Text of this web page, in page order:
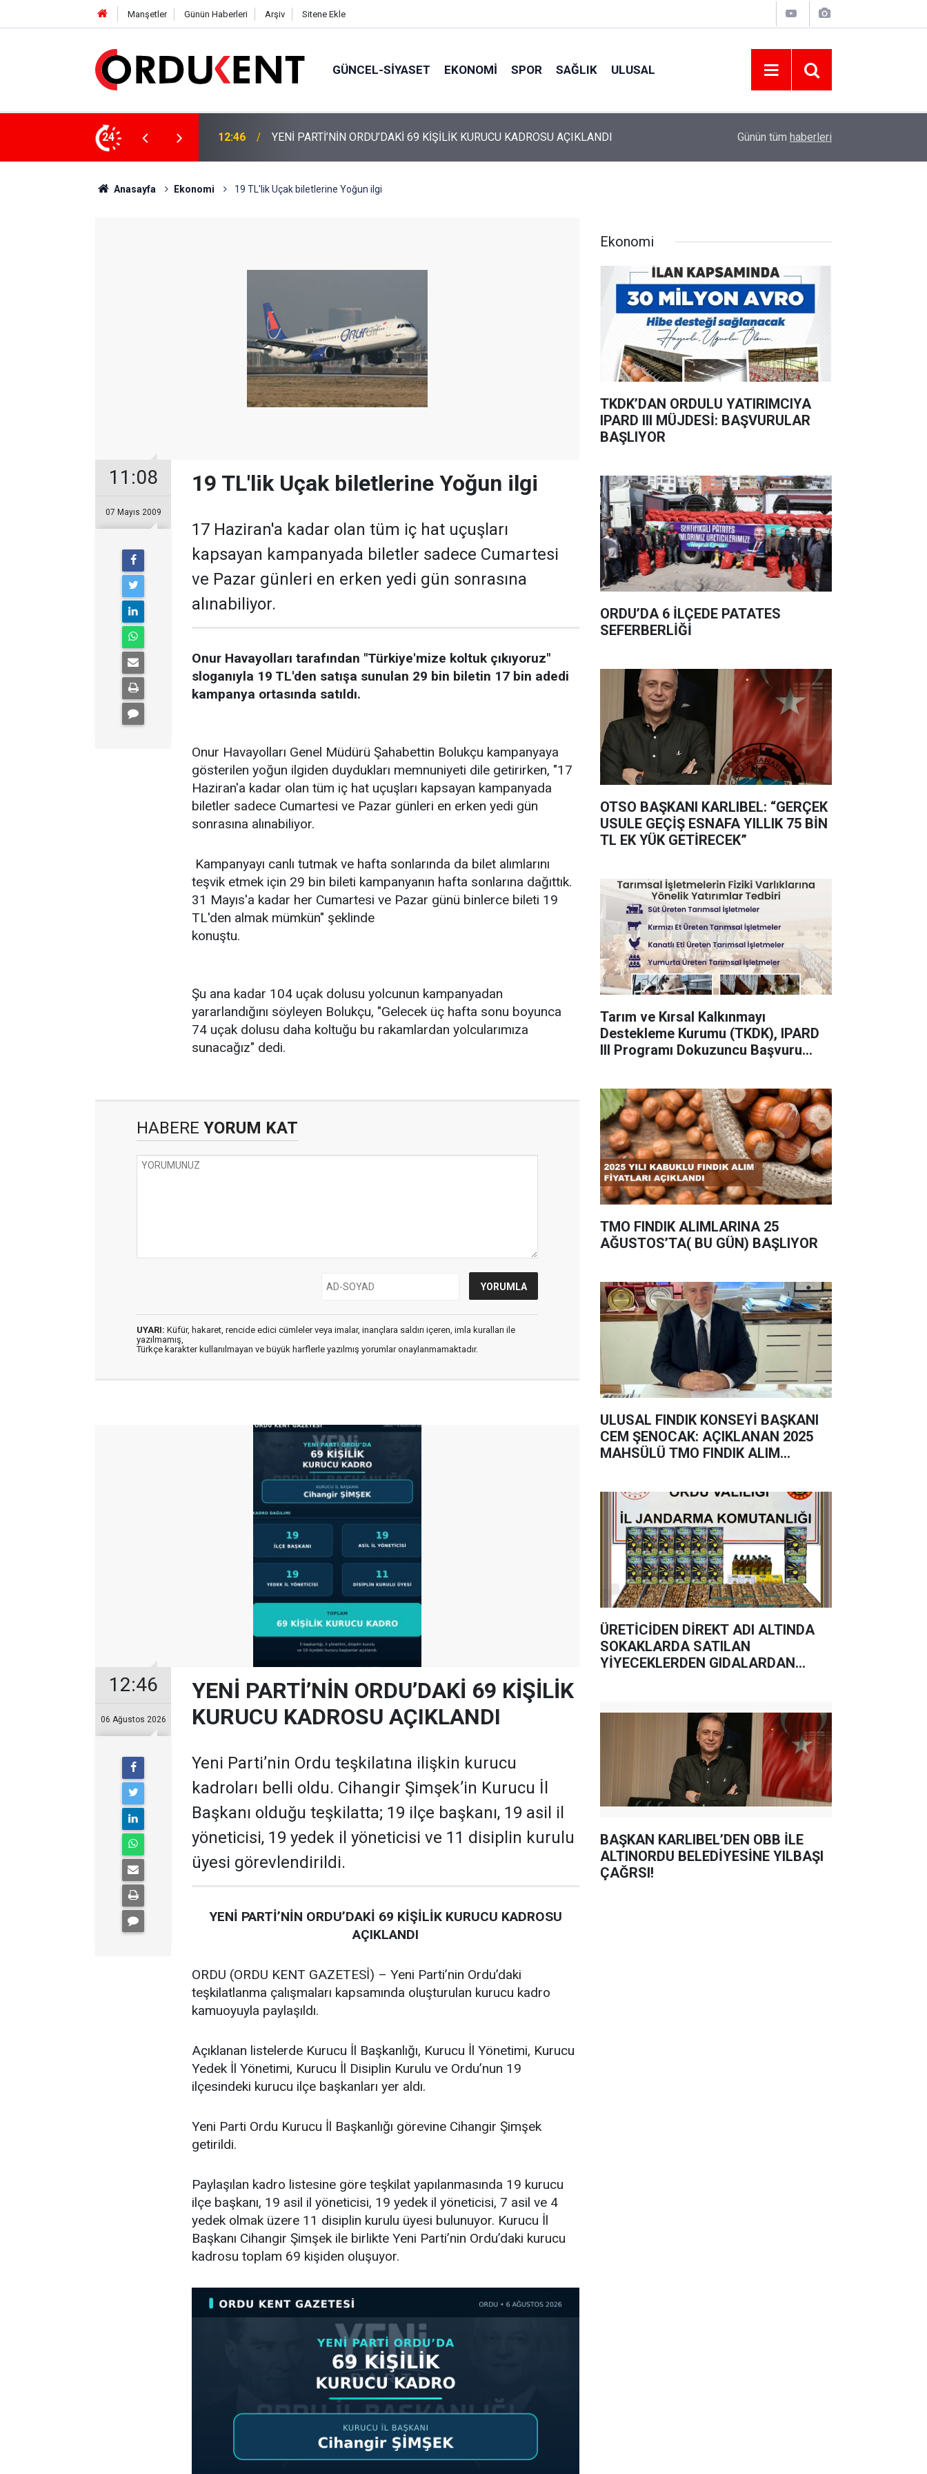
Manşetler Günün Haberleri Arşiv Sitene Ekle
GÜNCEL-SIYASET EKONOMI SPOR SAĞLIK ULUSAL
24
KURUCU KADROSU AÇIKLANDI 12:22 YENİ PARTİ ALTINORDU’DA KURUCU YÖNETİMİNİ AÇIKLADI ORDU ASKF’DEN İŞ DÜNYASINA AMATÖR
Günün tüm haberleri
Anasayfa Ekonomi 19 TL'lik Uçak biletlerine Yoğun ilgi
11:08
07 Mayıs 2009
19 TL'lik Uçak biletlerine Yoğun ilgi
17 Haziran'a kadar olan tüm iç hat uçuşları
kapsayan kampanyada biletler sadece Cumartesi
ve Pazar günleri en erken yedi gün sonrasına
alınabiliyor.
Onur Havayolları tarafından "Türkiye'mize koltuk çıkıyoruz"
sloganıyla 19 TL'den satışa sunulan 29 bin biletin 17 bin adedi
kampanya ortasında satıldı.
Onur Havayolları Genel Müdürü Şahabettin Bolukçu kampanyaya
gösterilen yoğun ilgiden duydukları memnuniyeti dile getirirken, "17
Haziran'a kadar olan tüm iç hat uçuşları kapsayan kampanyada
biletler sadece Cumartesi ve Pazar günleri en erken yedi gün
sonrasına alınabiliyor.
Kampanyayı canlı tutmak ve hafta sonlarında da bilet alımlarını
teşvik etmek için 29 bin bileti kampanyanın hafta sonlarına dağıttık.
31 Mayıs'a kadar her Cumartesi ve Pazar günü binlerce bileti 19
TL'den almak mümkün" şeklinde
konuştu.
Şu ana kadar 104 uçak dolusu yolcunun kampanyadan
yararlandığını söyleyen Bolukçu, "Gelecek üç hafta sonu boyunca
74 uçak dolusu daha koltuğu bu rakamlardan yolcularımıza
sunacağız" dedi.
HABERE YORUM KAT
UYARI: Küfür, hakaret, rencide edici cümleler veya imalar, inançlara saldırı içeren, imla kuralları ile
yazılmamış,
Türkçe karakter kullanılmayan ve büyük harflerle yazılmış yorumlar onaylanmamaktadır.
12:46
06 Ağustos 2026
YENİ PARTİ’NİN ORDU’DAKİ 69 KİŞİLİK
KURUCU KADROSU AÇIKLANDI
Yeni Parti’nin Ordu teşkilatına ilişkin kurucu
kadroları belli oldu. Cihangir Şimşek’in Kurucu İl
Başkanı olduğu teşkilatta; 19 ilçe başkanı, 19 asil il
yöneticisi, 19 yedek il yöneticisi ve 11 disiplin kurulu
üyesi görevlendirildi.
YENİ PARTİ’NİN ORDU’DAKİ 69 KİŞİLİK KURUCU KADROSU
AÇIKLANDI
ORDU (ORDU KENT GAZETESİ) – Yeni Parti’nin Ordu’daki
teşkilatlanma çalışmaları kapsamında oluşturulan kurucu kadro
kamuoyuyla paylaşıldı.
Açıklanan listelerde Kurucu İl Başkanlığı, Kurucu İl Yönetimi, Kurucu
Yedek İl Yönetimi, Kurucu İl Disiplin Kurulu ve Ordu’nun 19
ilçesindeki kurucu ilçe başkanları yer aldı.
Yeni Parti Ordu Kurucu İl Başkanlığı görevine Cihangir Şimşek
getirildi.
Paylaşılan kadro listesine göre teşkilat yapılanmasında 19 kurucu
ilçe başkanı, 19 asil il yöneticisi, 19 yedek il yöneticisi, 7 asil ve 4
yedek olmak üzere 11 disiplin kurulu üyesi bulunuyor. Kurucu İl
Başkanı Cihangir Şimşek ile birlikte Yeni Parti’nin Ordu’daki kurucu
kadrosu toplam 69 kişiden oluşuyor.
Ekonomi
TKDK’DAN ORDULU YATIRIMCIYA
IPARD III MÜJDESİ: BAŞVURULAR
BAŞLIYOR
ORDU’DA 6 İLÇEDE PATATES
SEFERBERLİĞİ
OTSO BAŞKANI KARLIBEL: “GERÇEK
USULE GEÇİŞ ESNAFA YILLIK 75 BİN
TL EK YÜK GETİRECEK”
Tarım ve Kırsal Kalkınmayı
Destekleme Kurumu (TKDK), IPARD
III Programı Dokuzuncu Başvuru
TMO FINDIK ALIMLARINA 25
AĞUSTOS’TA( BU GÜN) BAŞLIYOR
ULUSAL FINDIK KONSEYİ BAŞKANI
CEM ŞENOCAK: AÇIKLANAN 2025
MAHSÜLÜ TMO FINDIK ALIM
ÜRETİCİDEN DİREKT ADI ALTINDA
SOKAKLARDA SATILAN
YİYECEKLERDEN GIDALARDAN
BAŞKAN KARLIBEL’DEN OBB İLE
ALTINORDU BELEDİYESİNE YILBAŞI
ÇAĞRSI!